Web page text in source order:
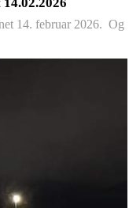
14. februar 2026. Og